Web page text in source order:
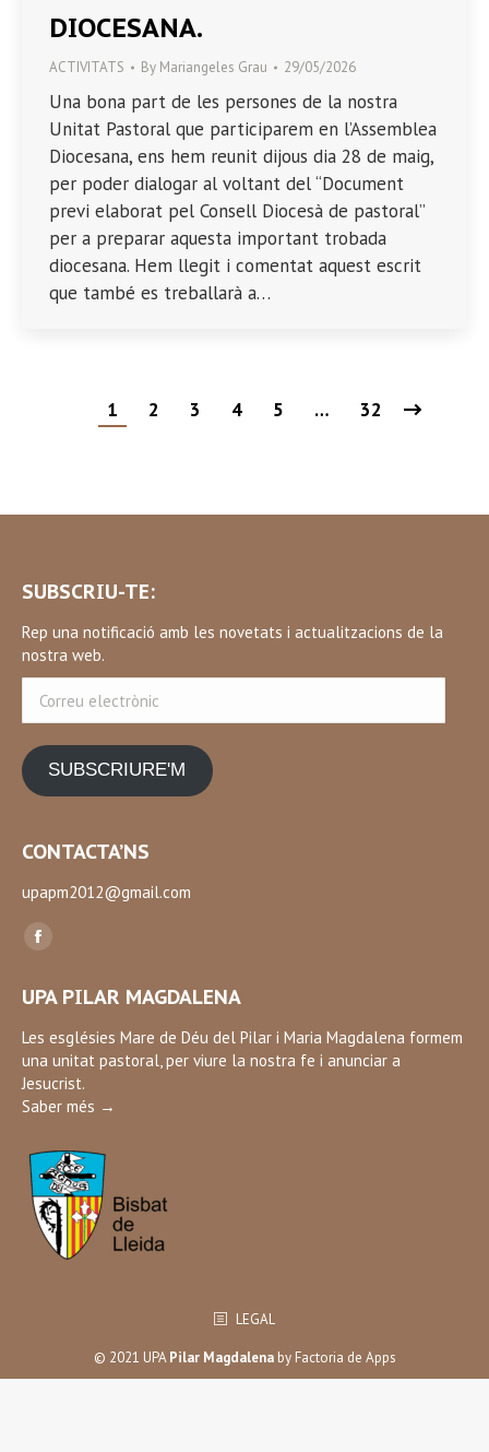
DIOCESANA.
ACTIVITATS By Mariangeles Grau 29/05/2026
Una bona part de les persones de la nostra
Unitat Pastoral que participarem en l’Assemblea
Diocesana, ens hem reunit dijous dia 28 de maig,
per poder dialogar al voltant del “Document
previ elaborat pel Consell Diocesà de pastoral”
per a preparar aquesta important trobada
diocesana. Hem llegit i comentat aquest escrit
que també es treballarà a…
1 2 3 4 5 … 32
SUBSCRIU-TE:
Rep una notificació amb les novetats i actualitzacions de la
nostra web.
electrònic
SUBSCRIURE'M
CONTACTA’NS
upapm2012@gmail.com
Find us on:
Facebook
opens
in
new
window
UPA PILAR MAGDALENA
Les esglésies Mare de Déu del Pilar i Maria Magdalena formem
una unitat pastoral, per viure la nostra fe i anunciar a
Jesucrist.
Saber més →
LEGAL
© 2021 UPAPilar Magdalenaby Factoria de Apps